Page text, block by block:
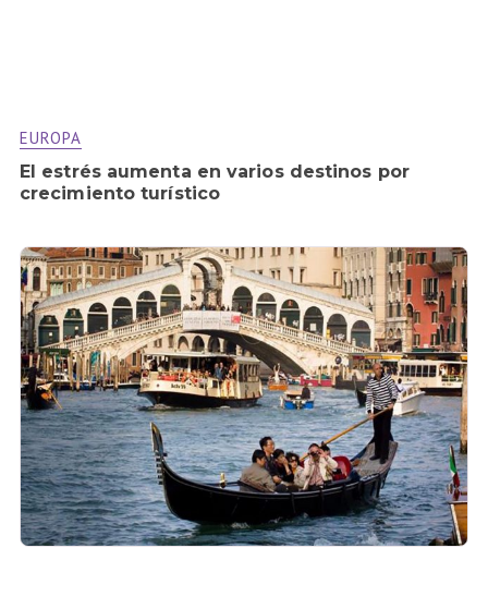
EUROPA
El estrés aumenta en varios destinos por
crecimiento turístico